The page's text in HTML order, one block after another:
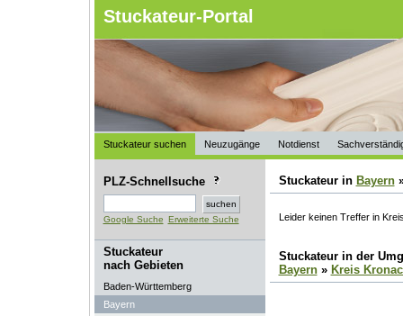
Stuckateur-Portal
Stuckateur suchen Neuzugänge Notdienst
PLZ-Schnellsuche
Google Suche Erweiterte Suche
Stuckateur
nach Gebieten
Baden-Württemberg
Bayern
Stuckateur in Bayern
Leider keinen Treffer in
Stuckateur in der
Bayern» Kreis